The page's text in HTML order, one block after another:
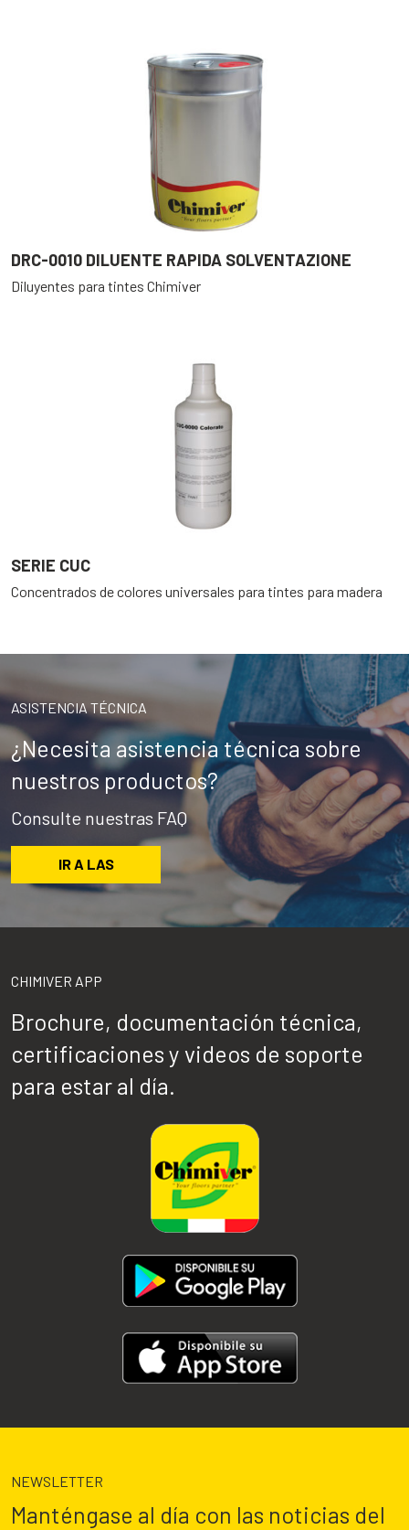
DRC-0010 DILUENTE RAPIDA SOLVENTAZIONE
Diluyentes para tintes Chimiver
SERIE CUC
Concentrados de colores universales para tintes para madera
ASISTENCIA TÉCNICA
¿Necesita asistencia técnica sobre
nuestros productos?
Consulte nuestras FAQ
IR A LAS
CHIMIVER APP
Brochure, documentación técnica,
certificaciones y videos de soporte
para estar al día.
NEWSLETTER
Manténgase al día con las noticias del